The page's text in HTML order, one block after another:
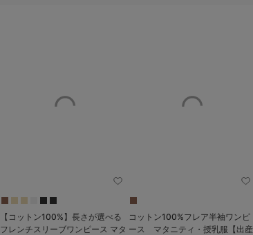
【コットン100%】長さが選べる
フレンチスリーブワンピース マタ
コットン100%フレア半袖ワンピ
ース マタニティ・授乳服【出産